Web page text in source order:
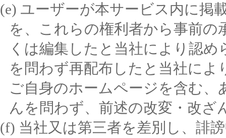
ユーザーが本サービス内に掲
を、これらの権利者から事前
くは編集したと当社により認
を問わず再配布したと当社に
ご自身のホームページを含む
んを問わず、前述の改変・改ざ
当社又は第三者を差別し、誹